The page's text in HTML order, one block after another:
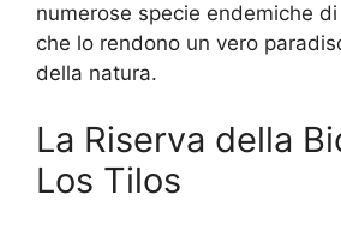
numerose specie endemiche
che lo rendono un vero
della natura.
La Riserva della
Los Tilos